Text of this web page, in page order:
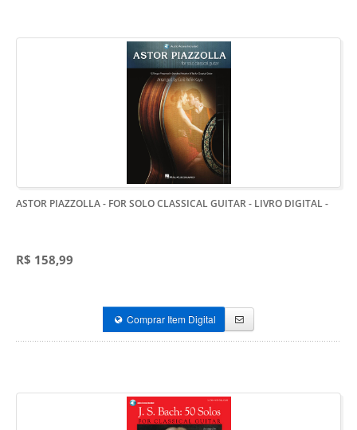
ASTOR PIAZZOLLA - FOR SOLO CLASSICAL GUITAR - LIVRO DIGITAL-
R$ 158,99
Comprar Item Digital